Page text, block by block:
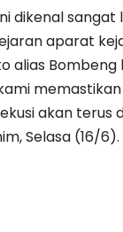
dikenal sangat
aparat
alias
akan terus
Selasa (16/6).